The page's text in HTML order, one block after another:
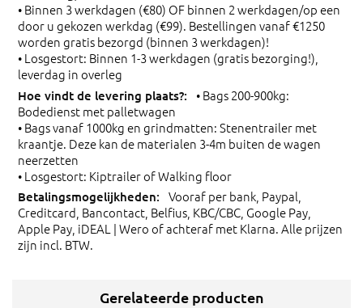
• Binnen 3 werkdagen (€80) OF binnen 2 werkdagen/op een
door u gekozen werkdag (€99). Bestellingen vanaf €1250
worden gratis bezorgd (binnen 3 werkdagen)!
• Losgestort: Binnen 1-3 werkdagen (gratis bezorging!),
leverdag in overleg
• Bags 200-900kg:
Bodedienst met palletwagen
• Bags vanaf 1000kg en grindmatten: Stenentrailer met
kraantje. Deze kan de materialen 3-4m buiten de wagen
neerzetten
• Losgestort: Kiptrailer of Walking floor
Vooraf per bank, Paypal,
Creditcard, Bancontact, Belfius, KBC/CBC, Google Pay,
Apple Pay, iDEAL | Wero of achteraf met Klarna. Alle prijzen
zijn incl. BTW.
Gerelateerde producten